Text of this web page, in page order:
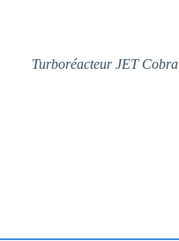
Turboréacteur JET Cobra